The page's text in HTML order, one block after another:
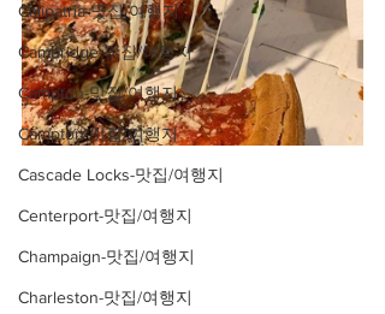
Calipatria-맛집/여행지
Cambridge-맛집/여행지
Campton-맛집/여행지
Campton-맛집/여행지
Cascade Locks-맛집/여행지
Centerport-맛집/여행지
Champaign-맛집/여행지
Charleston-맛집/여행지